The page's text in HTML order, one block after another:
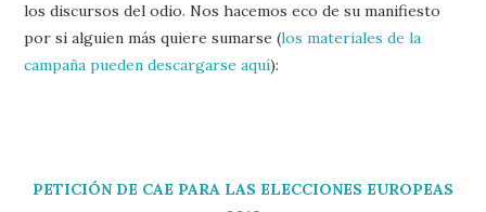
los discursos del odio. Nos hacemos eco de su manifiesto
por si alguien más quiere sumarse (los materiales de la
campaña pueden descargarse aquí):
PETICIÓN DE CAE PARA LAS ELECCIONES EUROPEAS